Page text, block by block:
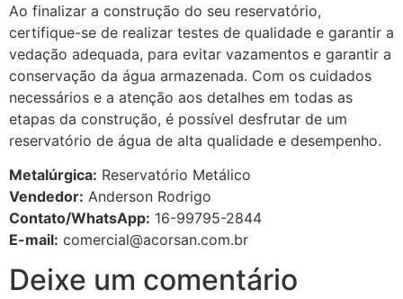
Ao finalizar a construção do seu reservatório,
certifique-se de realizar testes de qualidade e garantir a
vedação adequada, para evitar vazamentos e garantir a
conservação da água armazenada. Com os cuidados
necessários e a atenção aos detalhes em todas as
etapas da construção, é possível desfrutar de um
reservatório de água de alta qualidade e desempenho.
Metalúrgica: Reservatório Metálico
Vendedor: Anderson Rodrigo
Contato/WhatsApp: 16-99795-2844
E-mail: comercial@acorsan.com.br
Deixe um comentário